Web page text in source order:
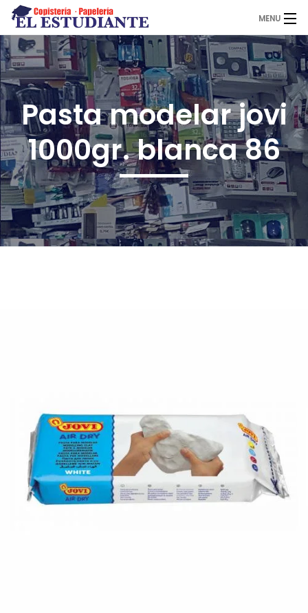
MENU
El Estudiante
Copistería
Papelería
Servicios
0,00€
¡Imprimir!
Pasta modelar jovi
1000gr. blanca 86